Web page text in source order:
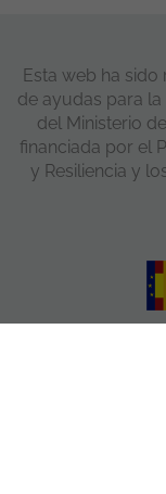
Esta web ha
de ayudas para
del Ministerio
financiada por el
y Resiliencia y